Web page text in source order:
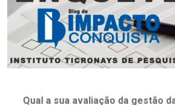
Qual a sua avaliação da gestão